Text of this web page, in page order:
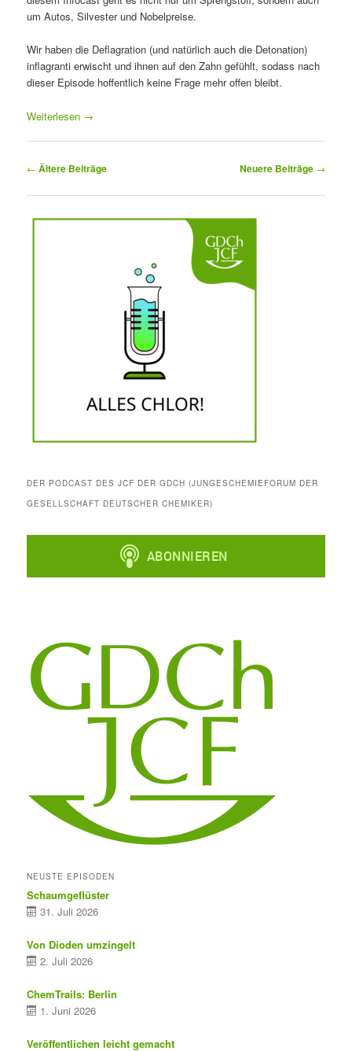
um Autos, Silvester und Nobelpreise.
Wir haben die Deflagration (und natürlich auch die Detonation)
inflagranti erwischt und ihnen auf den Zahn gefühlt, sodass nach
dieser Episode hoffentlich keine Frage mehr offen bleibt.
Weiterlesen →
Beitragsnavigation
← Ältere Beiträge Neuere Beiträge →
DER PODCAST DES JCF DER GDCH (JUNGESCHEMIEFORUM DER
GESELLSCHAFT DEUTSCHER CHEMIKER)
NEUSTE EPISODEN
Schaumgeflüster
31. Juli 2026
Von Dioden umzingelt
2. Juli 2026
ChemTrails: Berlin
1. Juni 2026
Veröffentlichen leicht gemacht